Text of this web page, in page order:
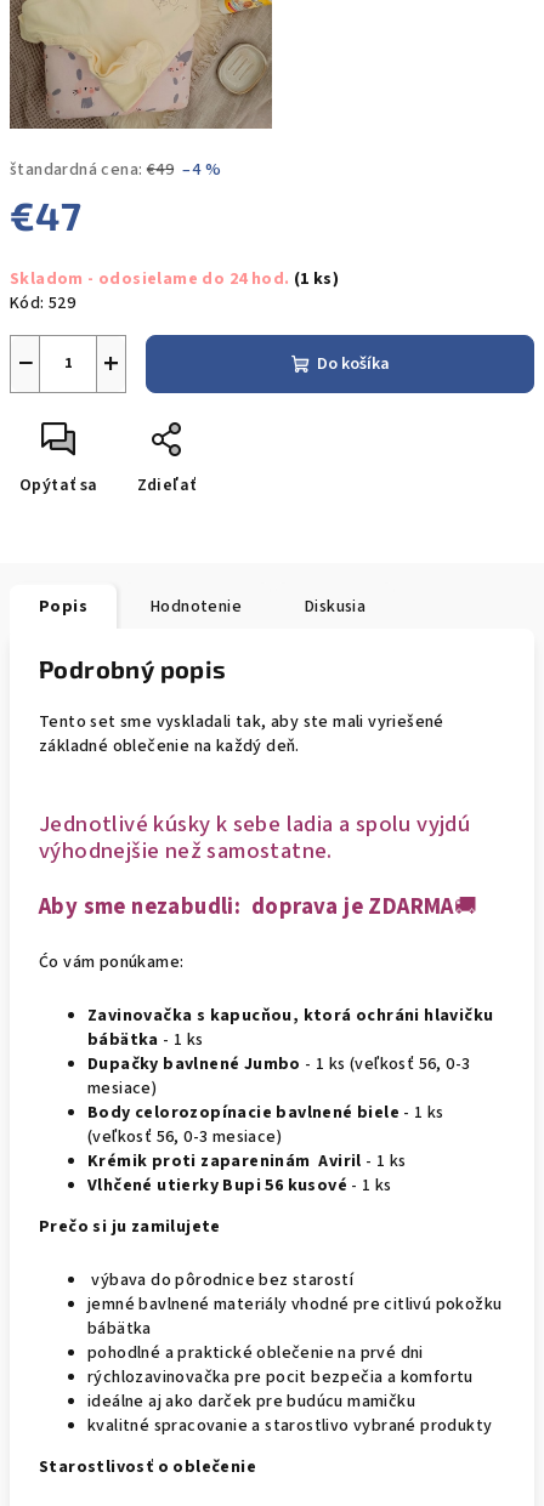
štandardná cena: €49 –4 %
€47
cena:
Skladom - odosielame do 24 hod. (1 ks)
Kód: 529
+
− Do košíka
Opýtať sa Zdieľať
Popis Hodnotenie Diskusia
Podrobný popis
Tento set sme vyskladali tak, aby ste mali vyriešené
základné oblečenie na každý deň.
Jednotlivé kúsky k sebe ladia a spolu vyjdú
výhodnejšie než samostatne.
Aby sme nezabudli: doprava je ZDARMA🚚
Ćo vám ponúkame:
Zavinovačka s kapucňou, ktorá ochráni hlavičku
bábätka - 1 ks
Dupačky bavlnené Jumbo - 1 ks (veľkosť 56, 0-3
mesiace)
Body celorozopínacie bavlnené biele - 1 ks
(veľkosť 56, 0-3 mesiace)
Krémik proti zapareninám Aviril - 1 ks
Vlhčené utierky Bupi 56 kusové - 1 ks
Prečo si ju zamilujete
výbava do pôrodnice bez starostí
jemné bavlnené materiály vhodné pre citlivú pokožku
bábätka
pohodlné a praktické oblečenie na prvé dni
rýchlozavinovačka pre pocit bezpečia a komfortu
ideálne aj ako darček pre budúcu mamičku
kvalitné spracovanie a starostlivo vybrané produkty
Starostlivosť o oblečenie